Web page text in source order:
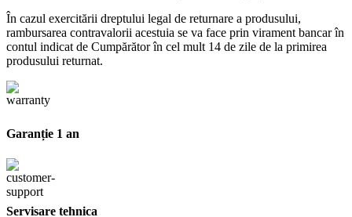
În cazul exercitării dreptului legal de returnare a produsului,
rambursarea contravalorii acestuia se va face prin virament bancar în
contul indicat de Cumpărător în cel mult 14 de zile de la primirea
produsului returnat.
Garanție 1 an
Servisare tehnica